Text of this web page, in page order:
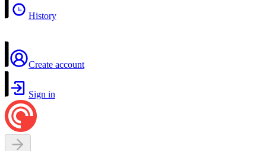
History
Create account
Sign in